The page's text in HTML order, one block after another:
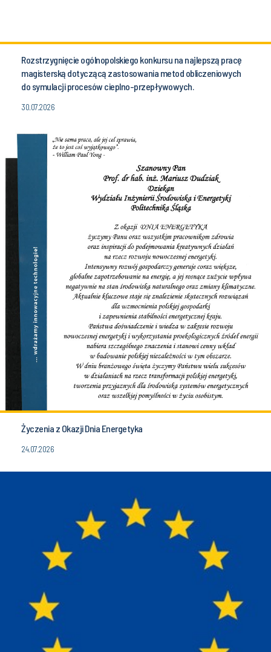
Rozstrzygnięcie ogólnopolskiego konkursu na najlepszą pracę
magisterską dotyczącą zastosowania metod obliczeniowych
do symulacji procesów cieplno-przepływowych.
30.07.2026
Życzenia z Okazji Dnia Energetyka
24.07.2026